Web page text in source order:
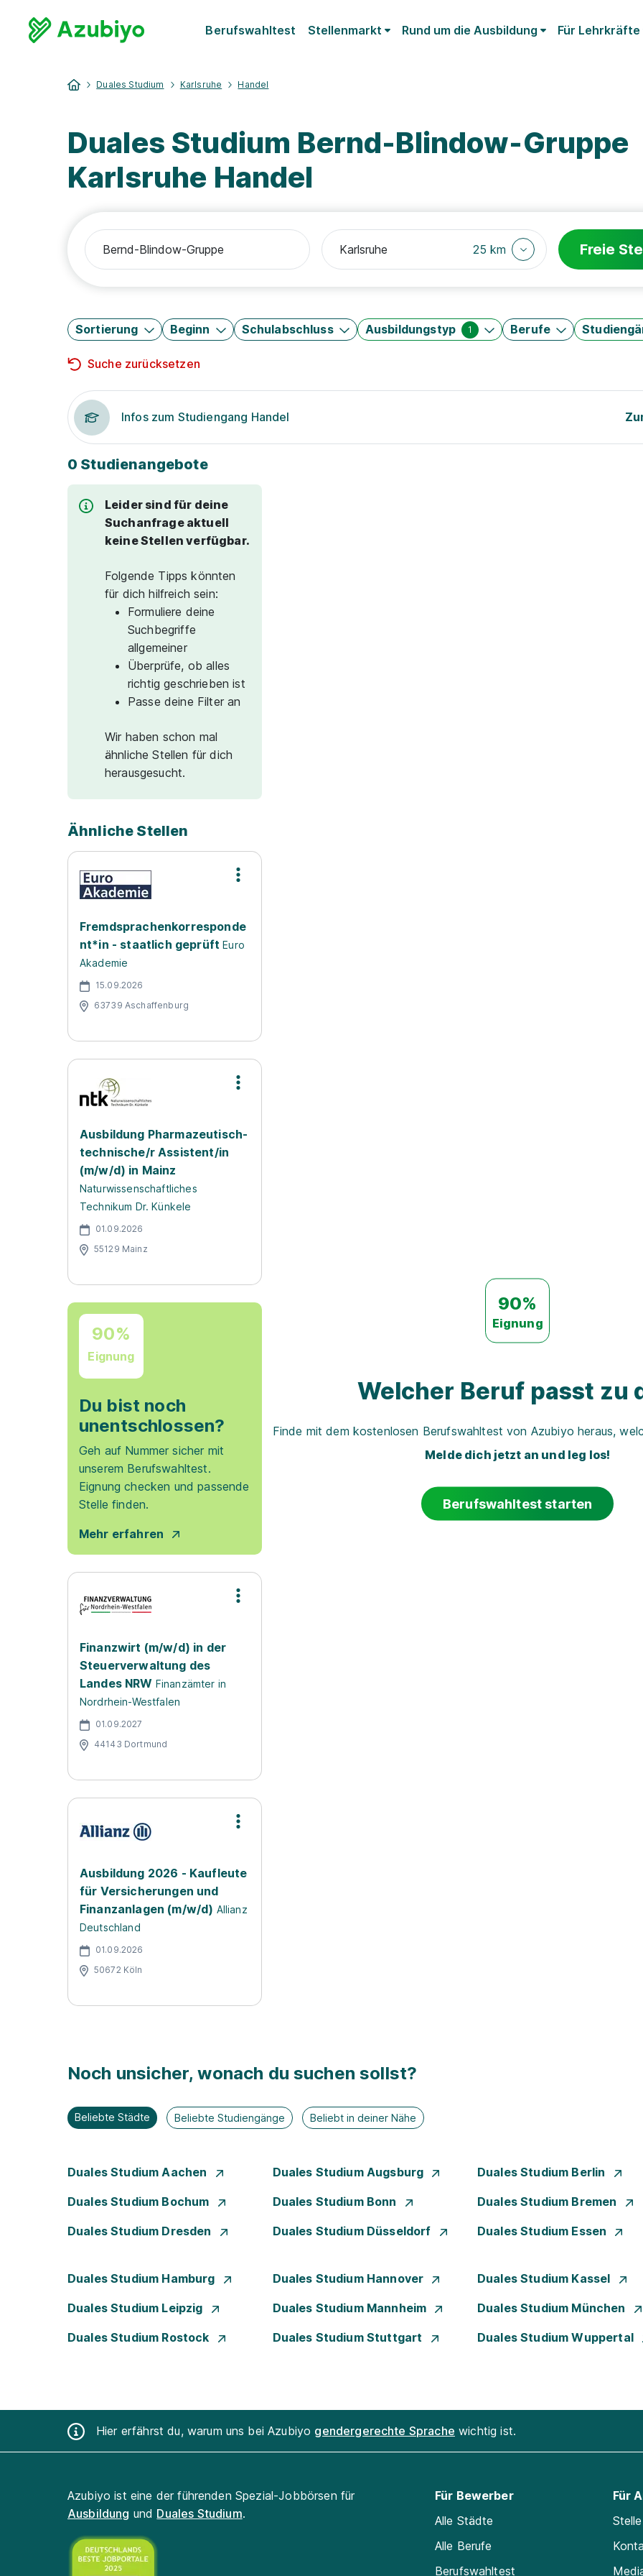
Berufswahltest Stellenmarkt Rund um die Ausbildung Für Lehrkräfte
Duales Studium Karlsruhe Handel
Duales Studium Bernd-Blindow-Gruppe
Karlsruhe Handel
25 km Freie
Sortierung Beginn Schulabschluss Ausbildungstyp 1 Berufe
Suche zurücksetzen
Infos zum Studiengang Handel
0 Studienangebote
Leider sind für deine
Suchanfrage aktuell
keine Stellen verfügbar.
Folgende Tipps könnten
für dich hilfreich sein:
Formuliere deine
Suchbegriffe
allgemeiner
Überprüfe, ob alles
richtig geschrieben ist
Passe deine Filter an
Wir haben schon mal
ähnliche Stellen für dich
herausgesucht.
Ähnliche Stellen
Fremdsprachenkorresponde
nt*in - staatlich geprüft Euro
Akademie
15.09.2026
63739 Aschaffenburg
Ausbildung Pharmazeutisch-
technische/r Assistent/in
(m/w/d) in Mainz
Naturwissenschaftliches
Technikum Dr. Künkele
01.09.2026
55129 Mainz
90%
Eignung
Du bist noch
unentschlossen?
Geh auf Nummer sicher mit
unserem Berufswahltest.
Eignung checken und passende
Stelle finden.
Mehr erfahren
Finanzwirt (m/w/d) in der
Steuerverwaltung des
Landes NRW Finanzämter in
Nordrhein-Westfalen
01.09.2027
44143 Dortmund
Ausbildung 2026 - Kaufleute
für Versicherungen und
Finanzanlagen (m/w/d) Allianz
Deutschland
01.09.2026
50672 Köln
90%
Eignung
Welcher Beruf passt zu
Finde mit dem kostenlosen Berufswahltest von Azubiyo heraus,
Melde dich jetzt an und leg los!
Berufswahltest starten
Noch unsicher, wonach du suchen sollst?
Beliebte Städte Beliebte Studiengänge Beliebt in deiner Nähe
Duales Studium Aachen Duales Studium Augsburg Duales Studium Berlin
Duales Studium Bochum Duales Studium Bonn Duales Studium Bremen
Duales Studium Dresden Duales Studium Düsseldorf Duales Studium Essen
Duales Studium Hamburg Duales Studium Hannover Duales Studium Kassel
Duales Studium Leipzig Duales Studium Mannheim Duales Studium München
Duales Studium Rostock Duales Studium Stuttgart Duales Studium Wuppertal
Hier erfährst du, warum uns bei Azubiyo gendergerechte Sprache wichtig ist.
Azubiyo ist eine der führenden Spezial-Jobbörsen für
Ausbildung und Duales Studium.
Für Bewerber
Alle Städte
Alle Berufe
Berufswahltest
Für